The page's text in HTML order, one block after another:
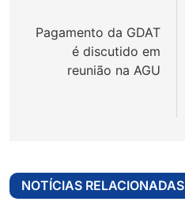
Post
Pagamento da GDAT
é discutido em
reunião na AGU
NOTÍCIAS RELACIONADAS